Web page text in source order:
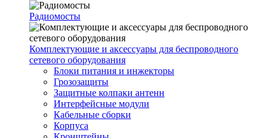
Радиомосты
Комплектующие и аксессуары для беспроводного
сетевого оборудования
Блоки питания и инжекторы
Грозозащиты
Защитные колпаки антенн
Интерфейсные модули
Кабельные сборки
Корпуса